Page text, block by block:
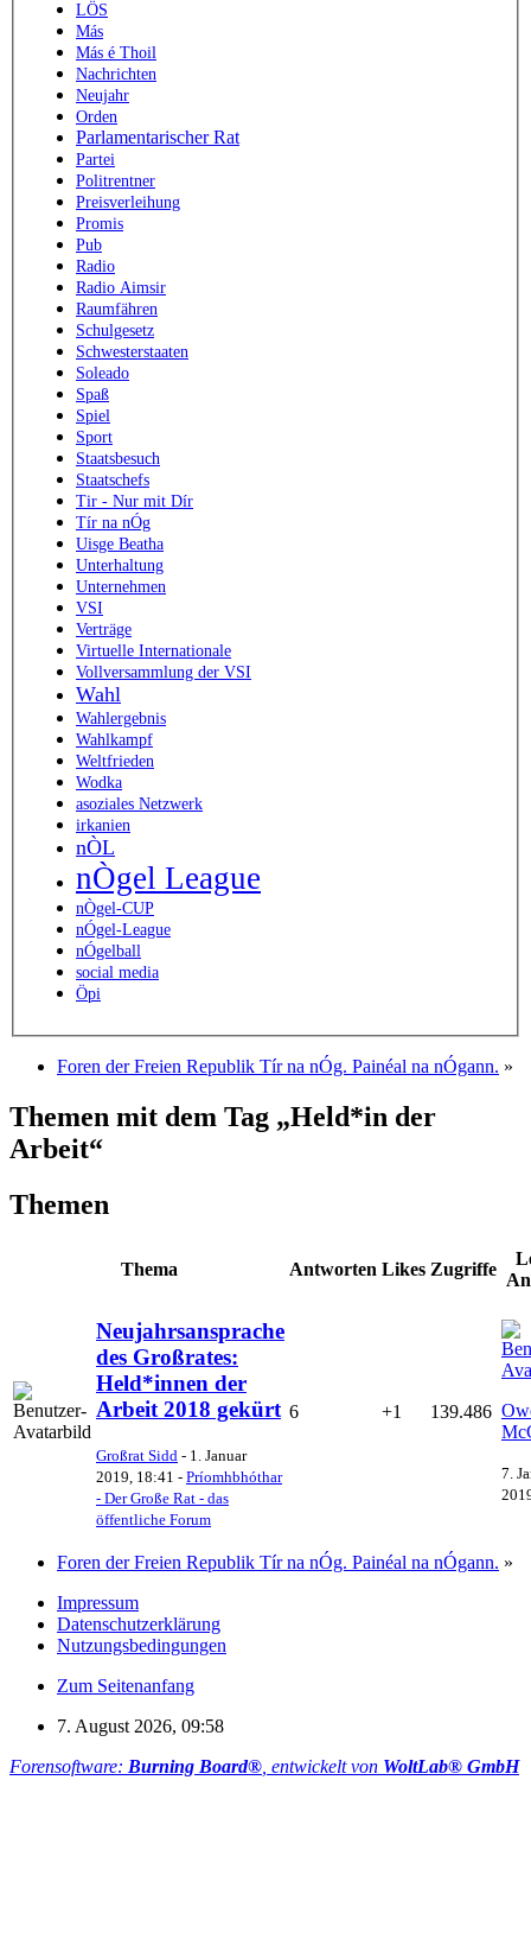
LÖS
Más
Más é Thoil
Nachrichten
Neujahr
Orden
Parlamentarischer Rat
Partei
Politrentner
Preisverleihung
Promis
Pub
Radio
Radio Aimsir
Raumfähren
Schulgesetz
Schwesterstaaten
Soleado
Spaß
Spiel
Sport
Staatsbesuch
Staatschefs
Tir - Nur mit Dír
Tír na nÓg
Uisge Beatha
Unterhaltung
Unternehmen
VSI
Verträge
Virtuelle Internationale
Vollversammlung der VSI
Wahl
Wahlergebnis
Wahlkampf
Weltfrieden
Wodka
asoziales Netzwerk
irkanien
nÒL
nÒgel League
nÒgel-CUP
nÓgel-League
nÓgelball
social media
Öpi
Foren der Freien Republik Tír na nÓg. Painéal na nÓgann. »
Themen mit dem Tag „Held*in der
Arbeit“
Themen
Thema Antworten Likes Zugriffe
Neujahrsansprache
des Großrates:
Held*innen der
Arbeit 2018 gekürt
Großrat Sidd - 1. Januar
2019, 18:41 - Príomhbhóthar
- Der Große Rat - das
öffentliche Forum
6 +1 139.486
7.
Foren der Freien Republik Tír na nÓg. Painéal na nÓgann. »
Impressum
Datenschutzerklärung
Nutzungsbedingungen
Zum Seitenanfang
7. August 2026, 09:58
Forensoftware: Burning Board® , entwickelt von WoltLab® GmbH